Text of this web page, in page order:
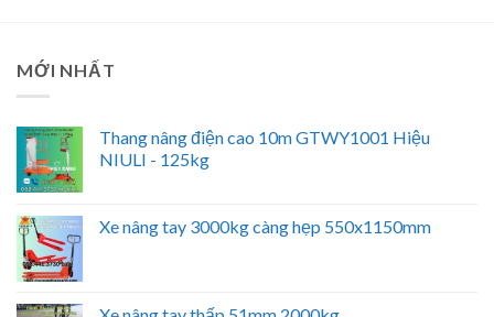
MỚI NHẤT
Thang nâng điện cao 10m GTWY1001 Hiệu
NIULI - 125kg
Xe nâng tay 3000kg càng hẹp 550x1150mm